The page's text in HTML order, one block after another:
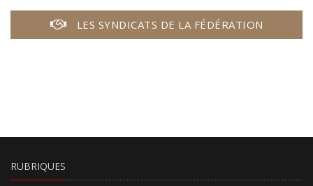
LES SYNDICATS DE LA FÉDÉRATION
RUBRIQUES